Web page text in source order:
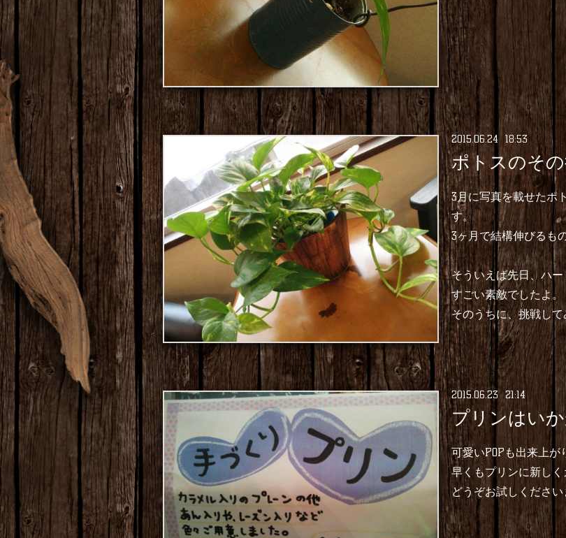
2015.06.24 18:53
ポトスのそ
3月に写真を載せたポ
す。
3ヶ月で結構伸びるも
そういえば先日、ハ
すごい素敵でしたよ。
そのうちに、挑戦し
2015.06.23 21:14
プリンはい
可愛いPOPも出来上が
早くもプリンに新し
どうぞお試しくださ